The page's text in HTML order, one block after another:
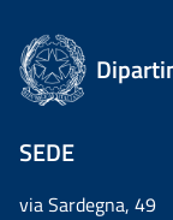
SEDE
via Sardegna, 49